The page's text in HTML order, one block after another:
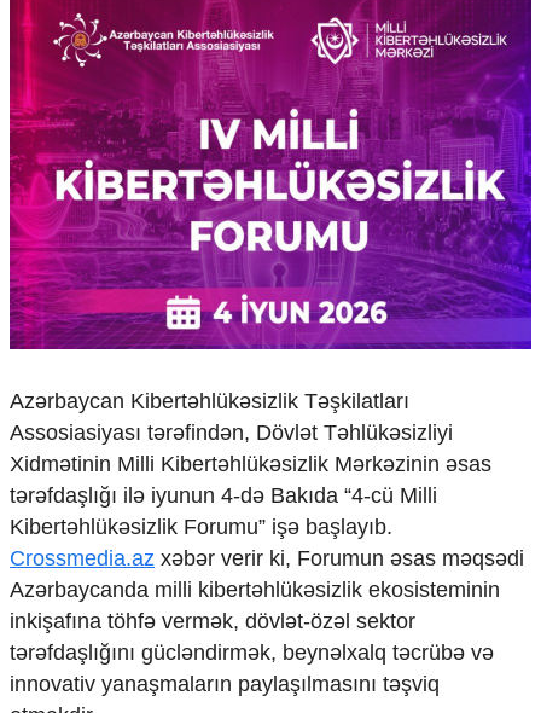
Avropa
Amerika
Asiya
Afrika
Çarpaz baxış
Təhlil
Siyasi
Geosiyasi
İqtisadi
Sosioloji
Araşdırma
Multimedia
Foto
Video
İnfoqrafika
Podcast
Humanitar
Elm və təhsil
Mədəniyyət
Diaspor
Yüksəliş hekayəsi
Mədəniyyətimizin Zəfəri
Zəfər Diasporu
Azərbaycan Kibertəhlükəsizlik Təşkilatları
Assosiasiyası tərəfindən, Dövlət Təhlükəsizliyi
Xidmətinin Milli Kibertəhlükəsizlik Mərkəzinin əsas
tərəfdaşlığı ilə iyunun 4-də Bakıda “4-cü Milli
Kibertəhlükəsizlik Forumu” işə başlayıb.
Crossmedia.az xəbər verir ki, Forumun əsas məqsədi
Azərbaycanda milli kibertəhlükəsizlik ekosisteminin
inkişafına töhfə vermək, dövlət-özəl sektor
tərəfdaşlığını gücləndirmək, beynəlxalq təcrübə və
innovativ yanaşmaların paylaşılmasını təşviq